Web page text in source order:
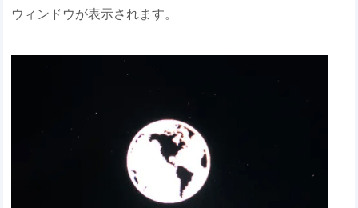
ウィンドウが表示されます。